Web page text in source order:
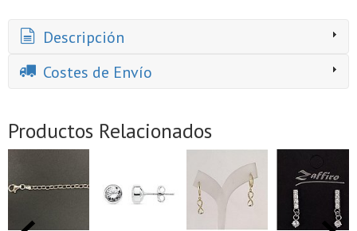
Descripción
Costes de Envío
Productos Relacionados